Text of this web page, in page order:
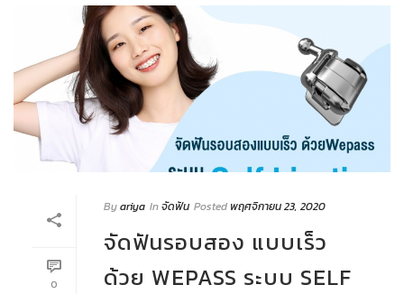
0
Byariya Inจัดฟัน Posted พฤศจิกายน 23, 2020
จัดฟันรอบสอง แบบเร็ว
ด้วย WEPASS ระบบ SELF